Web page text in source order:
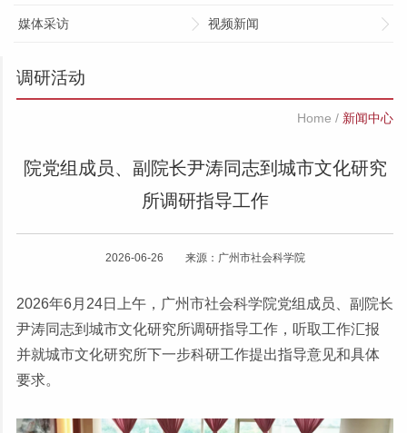
媒体采访 视频新闻
调研活动
Home / 新闻中心
院党组成员、副院长尹涛同志到城市文化研究
所调研指导工作
2026-06-26 来源：广州市社会科学院
2026年6月24日上午，广州市社会科学院党组成员、副院长
尹涛同志到城市文化研究所调研指导工作，听取工作汇报
并就城市文化研究所下一步科研工作提出指导意见和具体
要求。